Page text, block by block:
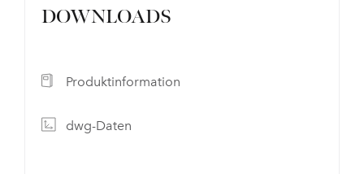
DOWNLOADS
Produktinformation
dwg-Daten